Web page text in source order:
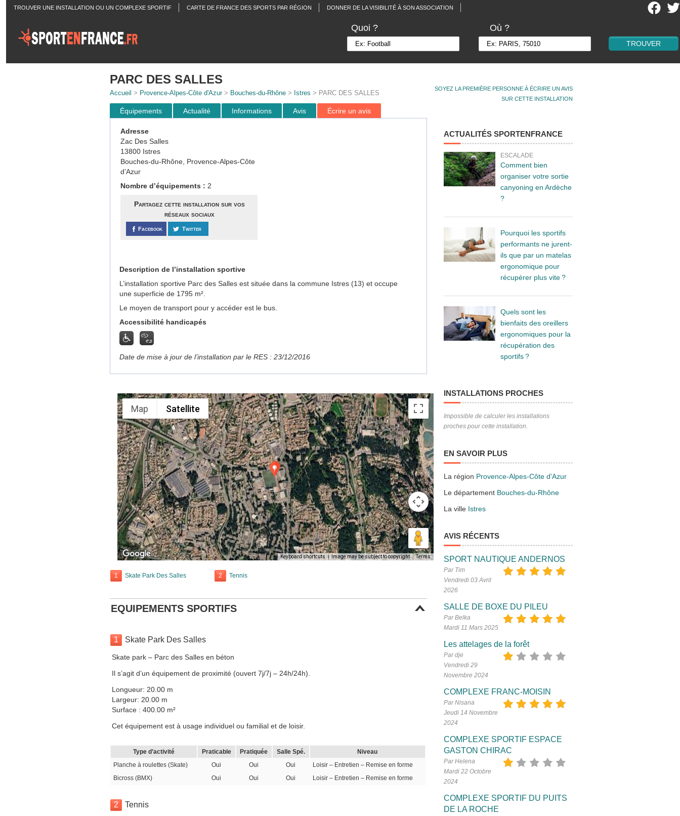
TROUVER UNE INSTALLATION OU UN COMPLEXE SPORTIF CARTE DE FRANCE DES SPORTS PAR RÉGION DONNER DE LA VISIBILITÉ À SON ASSOCIATION
Quoi ? Où ?
SOYEZ LA PREMIÈRE PERSONNE À ÉCRIRE UN AVIS
SUR CETTE INSTALLATION
PARC DES SALLES
Accueil > Provence-Alpes-Côte d'Azur> Bouches-du-Rhône> Istres > PARC DES SALLES
Équipements Actualité Informations Avis Écrire un avis
Adresse
Zac Des Salles
13800 Istres
Bouches-du-Rhône, Provence-Alpes-Côte
d’Azur
Nombre d’équipements : 2
Partagez cette installation sur vos
réseaux sociaux
Facebook Twitter
Description de l’installation sportive
L’installation sportive Parc des Salles est située dans la commune Istres (13) et occupe
une superficie de 1795 m².
Le moyen de transport pour y accéder est le bus.
Accessibilité handicapés
Date de mise à jour de l’installation par le RES : 23/12/2016
Map Satellite
Keyboard shortcuts Image may be subject to copyright Terms
1 Skate Park Des Salles 2 Tennis
EQUIPEMENTS SPORTIFS
1 Skate Park Des Salles
Skate park – Parc des Salles en béton
Il s’agit d’un équipement de proximité (ouvert 7j/7j – 24h/24h).
Longueur: 20.00 m
Largeur: 20.00 m
Surface : 400.00 m²
Cet équipement est à usage individuel ou familial et de loisir.
Type d’activité Praticable Pratiquée Salle Spé.
Niveau
Planche à roulettes (Skate)
Oui Oui Oui
Loisir – Entretien – Remise en forme
Bicross (BMX)
Oui Oui Oui Loisir – Entretien – Remise en forme
2 Tennis
ACTUALITÉS SPORTENFRANCE
ESCALADE
Comment bien
organiser votre sortie
canyoning en Ardèche
?
Pourquoi les sportifs
performants ne jurent-
ils que par un matelas
ergonomique pour
récupérer plus vite ?
Quels sont les
bienfaits des oreillers
ergonomiques pour la
récupération des
sportifs ?
INSTALLATIONS PROCHES
Impossible de calculer les installations
proches pour cette installation.
EN SAVOIR PLUS
La région Provence-Alpes-Côte d'Azur
Le département Bouches-du-Rhône
La ville Istres
AVIS RÉCENTS
SPORT NAUTIQUE ANDERNOS
Par Tim
Vendredi 03 Avril
2026
SALLE DE BOXE DU PILEU
Par Belka
Mardi 11 Mars 2025
Les attelages de la forêt
Par dje
Vendredi 29
Novembre 2024
COMPLEXE FRANC-MOISIN
Par Nisana
Jeudi 14 Novembre
2024
COMPLEXE SPORTIF ESPACE
GASTON CHIRAC
Par Helena
Mardi 22 Octobre
2024
COMPLEXE SPORTIF DU PUITS
DE LA ROCHE